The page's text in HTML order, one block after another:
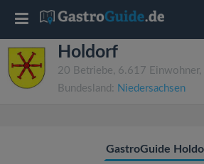
Holdorf
20 Betriebe, 6.617 Einwohner,
Bundesland: Niedersachsen
GastroGuide
T
o